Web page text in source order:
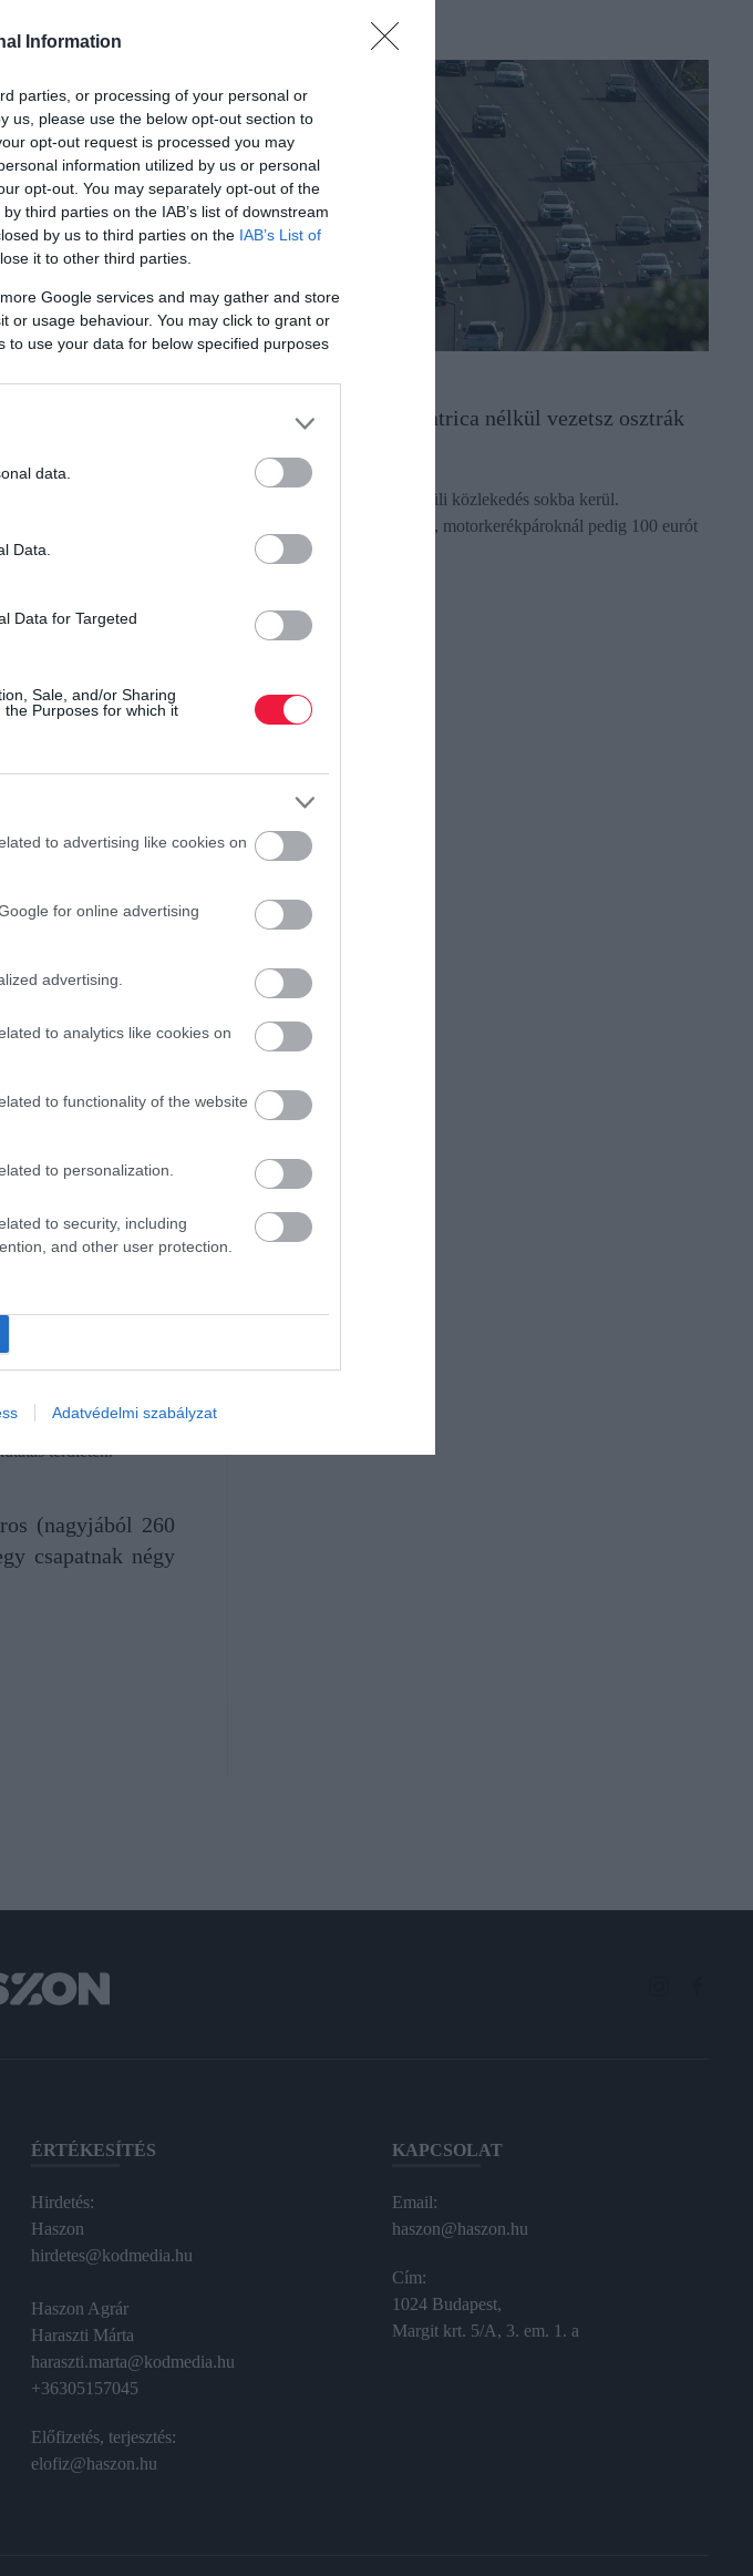
Information
parties, or processing of your personal or
us, please use the below opt-out section to
opt-out request is processed you may
information utilized by us or personal
opt-out. You may separately opt-out of the
third parties on the IAB’s list of downstream
by us to third parties on the IAB’s List of
it to other third parties.
Google services and may gather and store
or usage behaviour. You may click to grant or
use your data for below specified purposes
data.
Data.
Data for Targeted
Sale, and/or Sharing
Purposes for which it
to advertising like cookies on
for online advertising
advertising.
to analytics like cookies on
to functionality of the website
to personalization.
to security, including
and other user protection.
Adatvédelmi szabályzat
lila festéket
A helyszínen 1752-ben
nehéz feladat, mert
nek elnevezett
a szöveget a
hamarosan többet
területén.
(nagyjából 260
csapatnak négy
KÖZLEKEDÉS
Ennyi a bírság, ha matrica nélkül vezetsz osztrák
Ausztriában a matrica nélküli közlekedés sokba kerül.
Személyautóknál 200 eurót, motorkerékpároknál pedig 100 eurót
kell fizetni. …
ÉRTÉKESÍTÉS
Hirdetés:
Haszon
hirdetes@kodmedia.hu
Haszon Agrár
Haraszti Márta
haraszti.marta@kodmedia.hu
+36305157045
Előfizetés, terjesztés:
elofiz@haszon.hu
KAPCSOLAT
Email:
haszon@haszon.hu
Cím:
1024 Budapest,
Margit krt. 5/A, 3. em. 1. a